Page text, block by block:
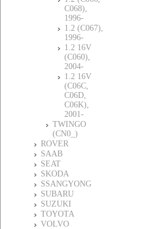
C068),
1996-
1.2 (C067),
1996-
1.2 16V
(C060),
2004-
1.2 16V
(C06C,
C06D,
C06K),
2001-
TWINGO
(CN0_)
ROVER
SAAB
SEAT
SKODA
SSANGYONG
SUBARU
SUZUKI
TOYOTA
VOLVO